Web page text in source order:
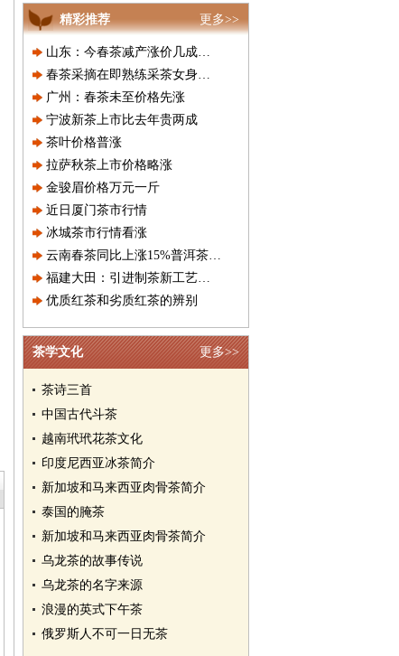
更多>>
精彩推荐
山东：今春茶减产涨价几成定局
春茶采摘在即熟练采茶女身价看涨
广州：春茶未至价格先涨
宁波新茶上市比去年贵两成
茶叶价格普涨
拉萨秋茶上市价格略涨
金骏眉价格万元一斤
近日厦门茶市行情
冰城茶市行情看涨
云南春茶同比上涨15%普洱茶价格
福建大田：引进制茶新工艺秋茶身
优质红茶和劣质红茶的辨别
更多>>
茶学文化
茶诗三首
中国古代斗茶
越南玳玳花茶文化
印度尼西亚冰茶简介
新加坡和马来西亚肉骨茶简介
泰国的腌茶
新加坡和马来西亚肉骨茶简介
乌龙茶的故事传说
乌龙茶的名字来源
浪漫的英式下午茶
俄罗斯人不可一日无茶